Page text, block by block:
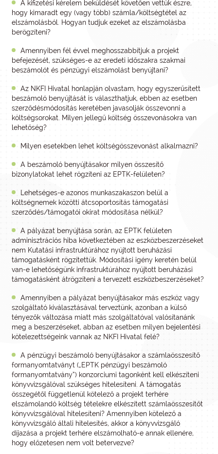
A kifizetési kérelem beküldését követően vettük észre,
hogy kimaradt egy (vagy több) számla/költségtétel az
elszámolásból. Hogyan tudjuk ezeket az elszámolásba
berögzíteni?
Amennyiben fél évvel meghosszabbítjuk a projekt
befejezését, szükséges-e az eredeti időszakra szakmai
beszámolót és pénzügyi elszámolást benyújtani?
Az NKFI Hivatal honlapján olvastam, hogy egyszerűsített
beszámoló benyújtását is választhatjuk, ebben az esetben
szerződésmódosítás keretében javasolják összevonni a
költségsorokat. Milyen jellegű költség összevonásokra van
lehetőség?
Milyen esetekben lehet költségösszevonást alkalmazni?
A beszámoló benyújtásakor milyen összesítő
bizonylatokat lehet rögzíteni az EPTK-felületen?
Lehetséges-e azonos munkaszakaszon belül a
költségnemek közötti átcsoportosítás támogatási
szerződés/támogatói okirat módosítása nélkül?
A pályázat benyújtása során, az EPTK felületen
adminisztrációs hiba következtében az eszközbeszerzéseket
nem Kutatási infrastruktúrához nyújtott beruházási
támogatásként rögzítettük. Módosítási igény keretén belül
van-e lehetőségünk infrastruktúrához nyújtott beruházási
támogatásként átrögzíteni a tervezett eszközbeszerzéseket?
Amennyiben a pályázat benyújtásakor más eszköz vagy
szolgáltató kiválasztásával terveztünk, azonban a külső
tényezők változása miatt más szolgáltatóval valósítanánk
meg a beszerzéseket, abban az esetben milyen bejelentési
kötelezettségeink vannak az NKFI Hivatal felé?
A pénzügyi beszámoló benyújtásakor a számlaösszesítő
formanyomtatványt („EPTK pénzügyi beszámoló
formanyomtatvány”) konzorciumi tagonként kell elkészíteni
könyvvizsgálóval szükséges hitelesíteni. A támogatás
összegétől függetlenül kötelező a projekt terhére
elszámolandó költség tételekre elkészített számlaösszesítőt
könyvvizsgálóval hitelesíteni? Amennyiben kötelező a
könyvvizsgáló általi hitelesítés, akkor a könyvvizsgáló
díjazása a projekt terhére elszámolható-e annak ellenére,
hogy előzetesen nem volt betervezve?